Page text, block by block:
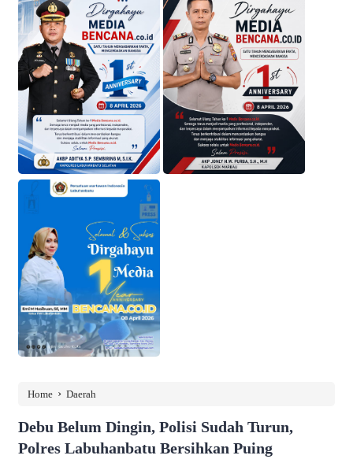
Home › Daerah
Debu Belum Dingin, Polisi Sudah Turun,
Polres Labuhanbatu Bersihkan Puing